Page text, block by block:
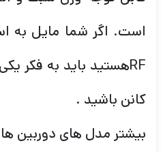
است. اگر شما مایل به
کانن باشید .